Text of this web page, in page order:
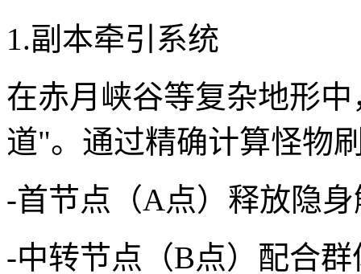
1.副本牵引系统
在赤月峡谷等复杂地形
道"。通过精确计算怪物
-首节点（A点）释放隐
-中转节点（B点）配合